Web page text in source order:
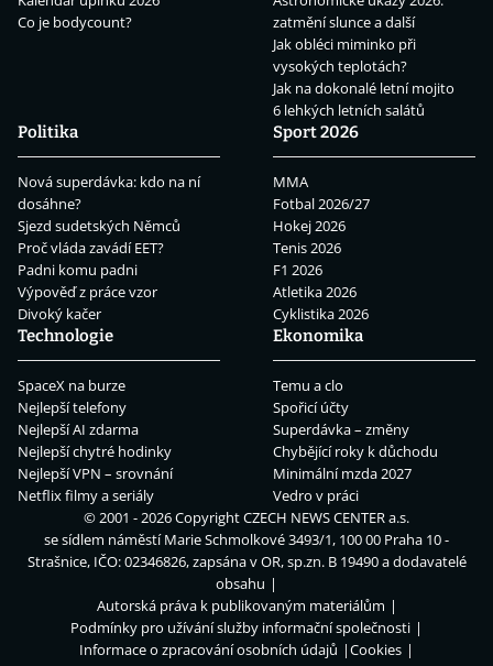
Co je bodycount?
zatmění slunce a další
Jak obléci miminko při
vysokých teplotách?
Jak na dokonalé letní mojito
6 lehkých letních salátů
Politika
Nová superdávka: kdo na ní
dosáhne?
Sjezd sudetských Němců
Proč vláda zavádí EET?
Padni komu padni
Výpověď z práce vzor
Divoký kačer
Sport 2026
MMA
Fotbal 2026/27
Hokej 2026
Tenis 2026
F1 2026
Atletika 2026
Cyklistika 2026
Technologie
SpaceX na burze
Nejlepší telefony
Nejlepší AI zdarma
Nejlepší chytré hodinky
Nejlepší VPN – srovnání
Netflix filmy a seriály
Ekonomika
Temu a clo
Spořicí účty
Superdávka – změny
Chybějící roky k důchodu
Minimální mzda 2027
Vedro v práci
© 2001 - 2026 CopyrightCZECH NEWS CENTER a.s.
se sídlem náměstí Marie Schmolkové 3493/1, 100 00 Praha 10 -
Strašnice, IČO: 02346826, zapsána v OR, sp.zn. B 19490 a dodavatelé
obsahu
Autorská práva k publikovaným materiálům
Podmínky pro užívání služby informační společnosti
Informace o zpracování osobních údajů
Cookies